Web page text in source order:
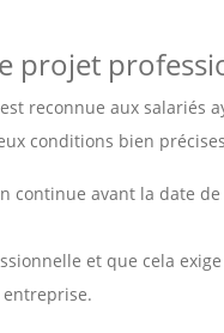
projet
reconnue aux salariés
conditions bien
continue avant la date
et que cela